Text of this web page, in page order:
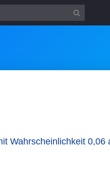
Wahrscheinlichkeit